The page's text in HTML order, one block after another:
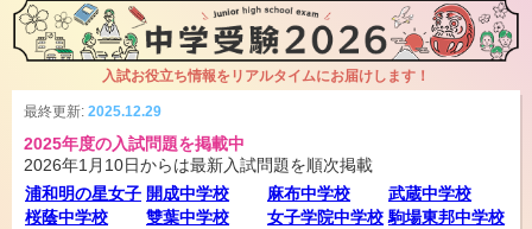
育
の
情
報
サ
イ
ト
入試お役立ち情報をリアルタイムにお届けします！
最終更新: 2025.12.29
2025年度の入試問題を掲載中
2026年1月10日からは最新入試問題を順次掲載
浦和明の星女子 開成中学校 麻布中学校
武蔵中学校
桜蔭中学校
雙葉中学校 女子学院中学校 駒場東邦中学校